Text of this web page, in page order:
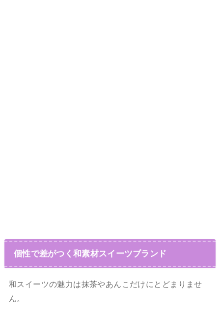
個性で差がつく和素材スイーツブランド
和スイーツの魅力は抹茶やあんこだけにとどまりませ
ん。